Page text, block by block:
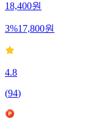
18,400원
3%17,800원
4.8
(94)